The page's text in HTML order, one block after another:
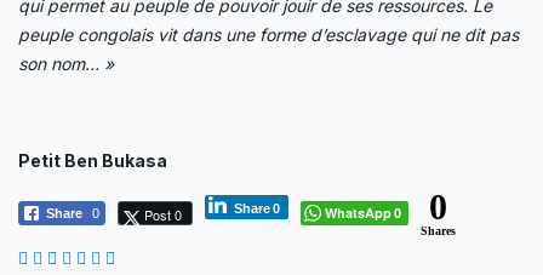
qui permet au peuple de pouvoir jouir de ses ressources. Le
peuple congolais vit dans une forme d’esclavage qui ne dit pas
son nom… »
Petit Ben Bukasa
Share 0 Post 0 Share0 WhatsApp0 0
Shares